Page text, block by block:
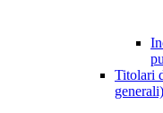
Titolari
generali)